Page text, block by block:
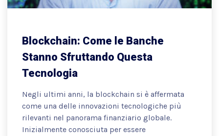
Blockchain: Come le Banche
Stanno Sfruttando Questa
Tecnologia
Negli ultimi anni, la blockchain si è affermata
come una delle innovazioni tecnologiche più
rilevanti nel panorama finanziario globale.
Inizialmente conosciuta per essere